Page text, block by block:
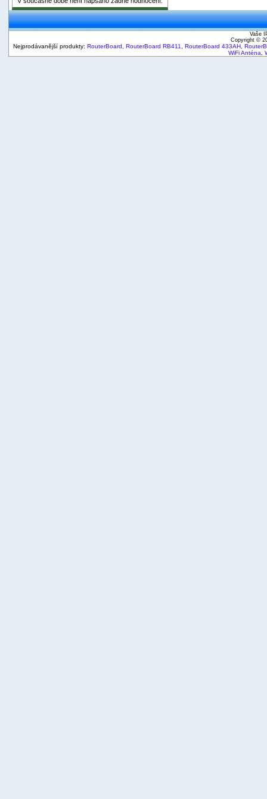
Vaše
Copyright ©
Nejprodávanější produkty: RouterBoard RouterBoard RB411 RouterBoard 433AH
WiFi Anténa